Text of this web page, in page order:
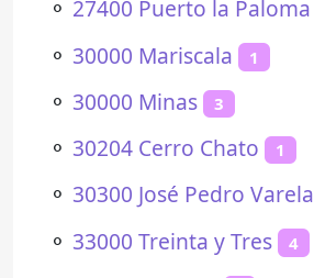
⚬ 27400 Puerto la Paloma
⚬ 30000 Mariscala 1
⚬ 30000 Minas 3
⚬ 30204 Cerro Chato 1
⚬ 30300 José Pedro Varela
⚬ 33000 Treinta y Tres 4